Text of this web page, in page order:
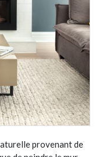
provenant de